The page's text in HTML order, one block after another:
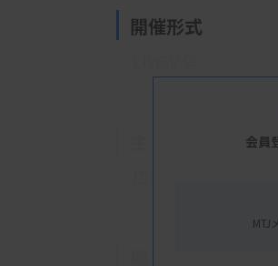
開催形式
会員
MTJ